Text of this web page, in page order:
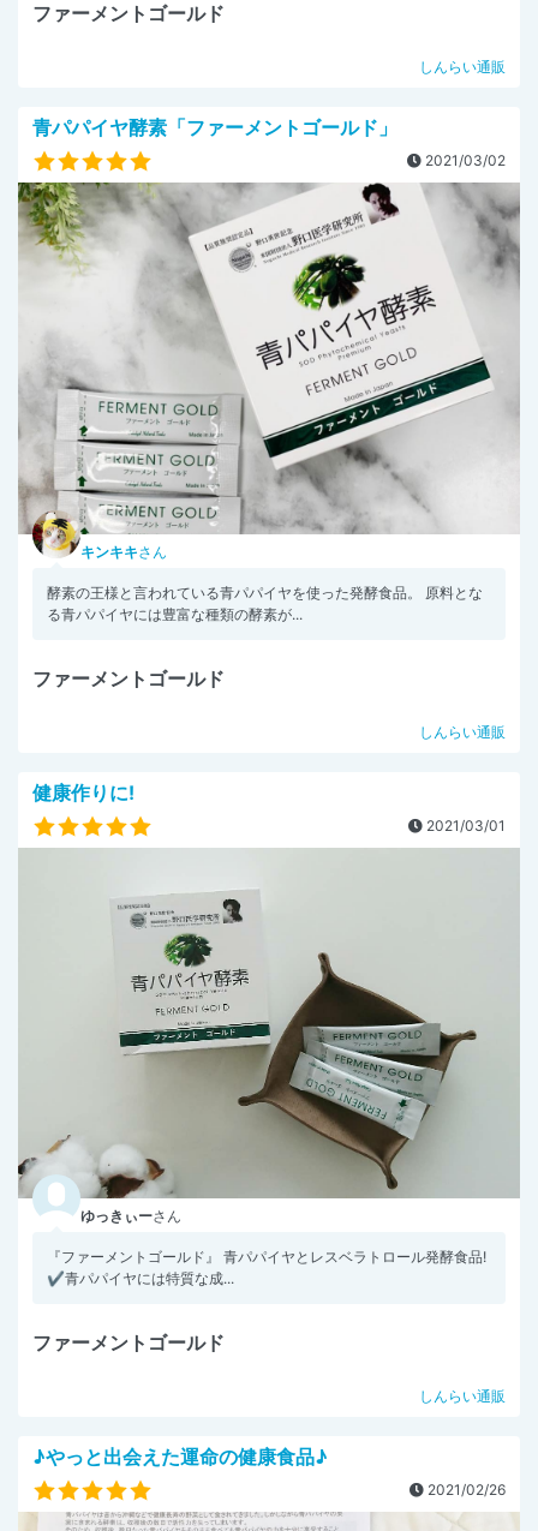
ファーメントゴールド
しんらい通販
青パパイヤ酵素「ファーメントゴールド」
2021/03/02
キンキキさん
酵素の王様と言われている青パパイヤを使った発酵食品。 原料とな
る青パパイヤには豊富な種類の酵素が...
ファーメントゴールド
しんらい通販
健康作りに!
2021/03/01
ゆっきぃーさん
『ファーメントゴールド』 青パパイヤとレスベラトロール発酵食品!
✔️青パパイヤには特質な成...
ファーメントゴールド
しんらい通販
♪やっと出会えた運命の健康食品♪
2021/02/26